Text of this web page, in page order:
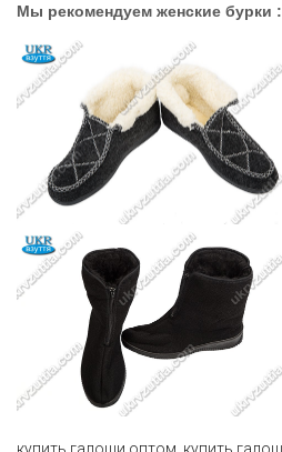
Мы рекомендуем женские бурки :